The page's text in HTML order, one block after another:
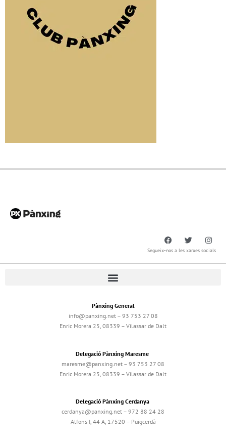
Segueix-nos a les xarxes socials
Pànxing General
info@panxing.net – 93 753 27 08
Enric Morera 25, 08339 – Vilassar de Dalt
Delegació Pànxing Maresme
maresme@panxing.net – 93 753 27 08
Enric Morera 25, 08339 – Vilassar de Dalt
Delegació Pànxing Cerdanya
cerdanya@panxing.net – 972 88 24 28
Alfons I, 44 A, 17520 – Puigcerdà